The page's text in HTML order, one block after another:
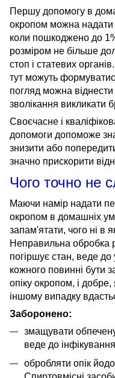
Першу допомогу в
окропом можна надати
коли пошкоджено до
розміром не більше
стоп і статевих
тут можуть
погляд можна віднести
зволікання викликати
Своєчасне і
допомоги допоможе
знизити або
значно прискорити
Чого точно не
Маючи намір надати
окропом в домашніх
запам'ятати, чого ні в
Неправильна обробка
погіршує стан, веде
кожного повинні бути
опіку окропом, і
іншому випадку
Заборонено:
змащувати
веде до
обробляти опік